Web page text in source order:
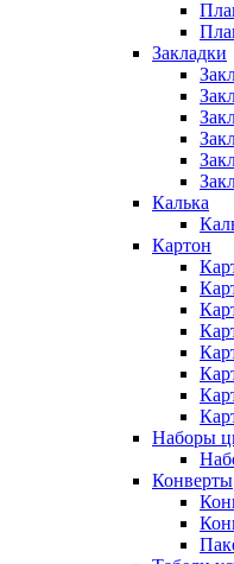
Закладки
Калька
Картон
Наборы
Конверты